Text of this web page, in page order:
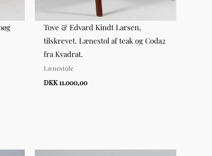
Tove & Edvard Kindt Larsen,
tilskrevet. Lænestol af teak og Coda2
fra Kvadrat.
Lænestole
DKK 11.000,00